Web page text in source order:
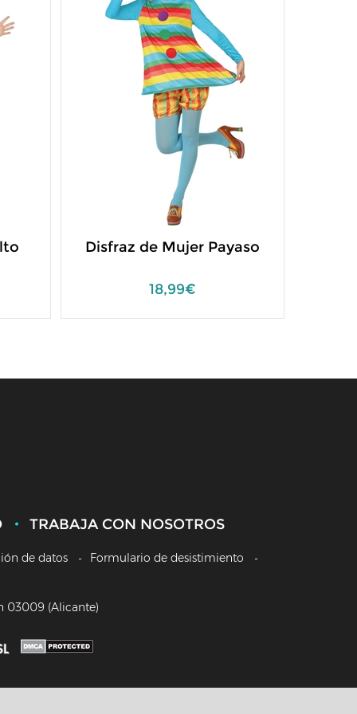
Disfraz de Mujer Payaso
18,99€
TRABAJA CON NOSOTROS
de datos Formulario de desistimiento
03009 (Alicante)